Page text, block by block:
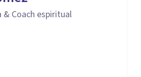
Coach espiritual